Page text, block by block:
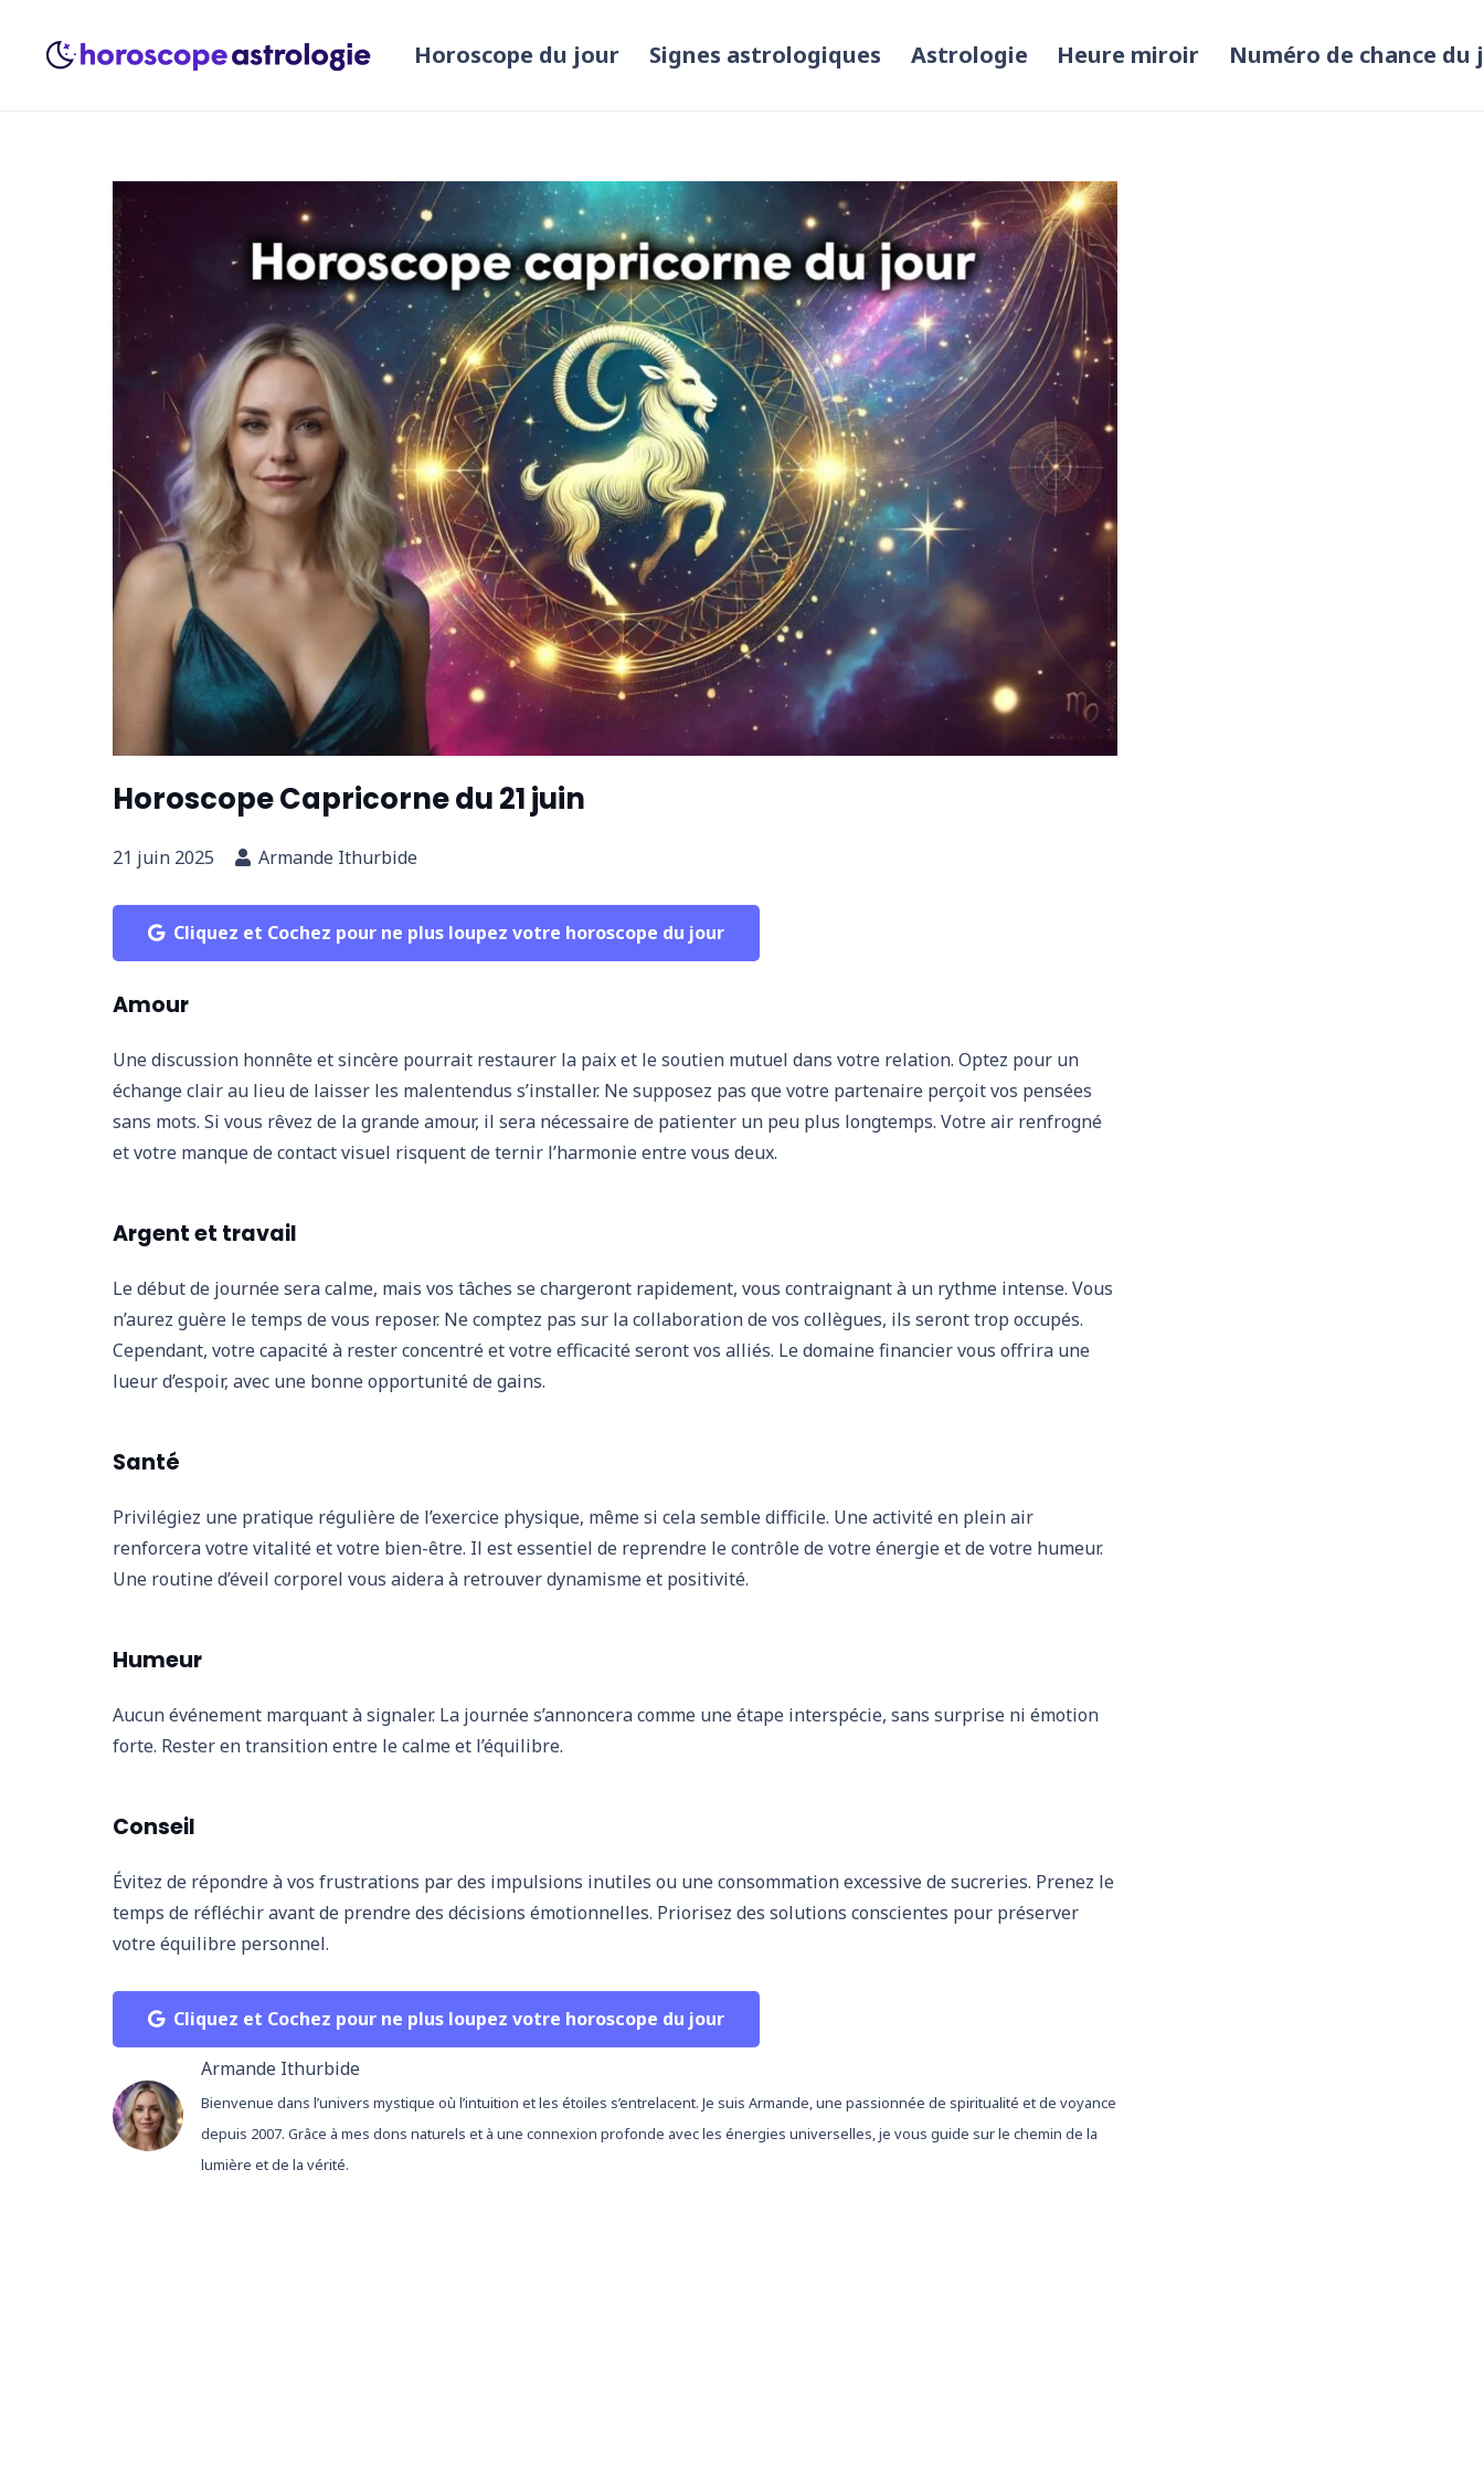
Horoscope du jour Signes astrologiques Astrologie Heure miroir Numéro de chance du
Horoscope Capricorne du 21 juin
21 juin 2025 Armande Ithurbide
Cliquez et Cochez pour ne plus loupez votre horoscope du jour
Amour
Une discussion honnête et sincère pourrait restaurer la paix et le soutien mutuel dans votre relation. Optez pour un
échange clair au lieu de laisser les malentendus s’installer. Ne supposez pas que votre partenaire perçoit vos pensées
sans mots. Si vous rêvez de la grande amour, il sera nécessaire de patienter un peu plus longtemps. Votre air renfrogné
et votre manque de contact visuel risquent de ternir l’harmonie entre vous deux.
Argent et travail
Le début de journée sera calme, mais vos tâches se chargeront rapidement, vous contraignant à un rythme intense. Vous
n’aurez guère le temps de vous reposer. Ne comptez pas sur la collaboration de vos collègues, ils seront trop occupés.
Cependant, votre capacité à rester concentré et votre efficacité seront vos alliés. Le domaine financier vous offrira une
lueur d’espoir, avec une bonne opportunité de gains.
Santé
Privilégiez une pratique régulière de l’exercice physique, même si cela semble difficile. Une activité en plein air
renforcera votre vitalité et votre bien-être. Il est essentiel de reprendre le contrôle de votre énergie et de votre humeur.
Une routine d’éveil corporel vous aidera à retrouver dynamisme et positivité.
Humeur
Aucun événement marquant à signaler. La journée s’annoncera comme une étape interspécie, sans surprise ni émotion
forte. Rester en transition entre le calme et l’équilibre.
Conseil
Évitez de répondre à vos frustrations par des impulsions inutiles ou une consommation excessive de sucreries. Prenez le
temps de réfléchir avant de prendre des décisions émotionnelles. Priorisez des solutions conscientes pour préserver
votre équilibre personnel.
Cliquez et Cochez pour ne plus loupez votre horoscope du jour
Armande Ithurbide
Bienvenue dans l’univers mystique où l’intuition et les étoiles s’entrelacent. Je suis Armande, une passionnée de spiritualité et de voyance
depuis 2007. Grâce à mes dons naturels et à une connexion profonde avec les énergies universelles, je vous guide sur le chemin de la
lumière et de la vérité.